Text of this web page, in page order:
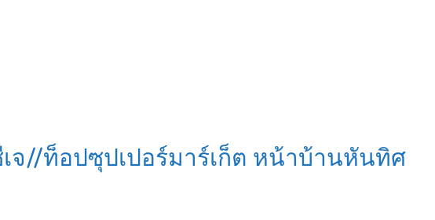
//ท็อปซุปเปอร์มาร์เก็ต หน้าบ้านหันทิศ